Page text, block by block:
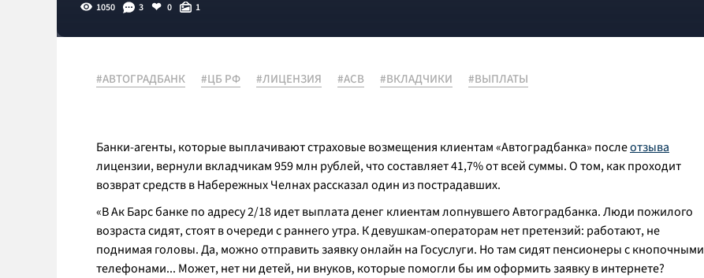
1050 3 0 1
#АВТОГРАДБАНК #ЦБ РФ #ЛИЦЕНЗИЯ #АСВ #ВКЛАДЧИКИ #ВЫПЛАТЫ
Банки-агенты, которые выплачивают страховые возмещения клиентам «Автоградбанка» послеотзыва
лицензии, вернули вкладчикам 959 млн рублей, что составляет 41,7% от всей суммы. О том, как проходит
возврат средств в Набережных Челнах рассказал один из пострадавших.
«В Ак Барс банке по адресу 2/18 идет выплата денег клиентам лопнувшего Автоградбанка. Люди пожилого
возраста сидят, стоят в очереди с раннего утра. К девушкам-операторам нет претензий: работают, не
поднимая головы. Да, можно отправить заявку онлайн на Госуслуги. Но там сидят пенсионеры с кнопочными
телефонами... Может, нет ни детей, ни внуков, которые помогли бы им оформить заявку в интернете?